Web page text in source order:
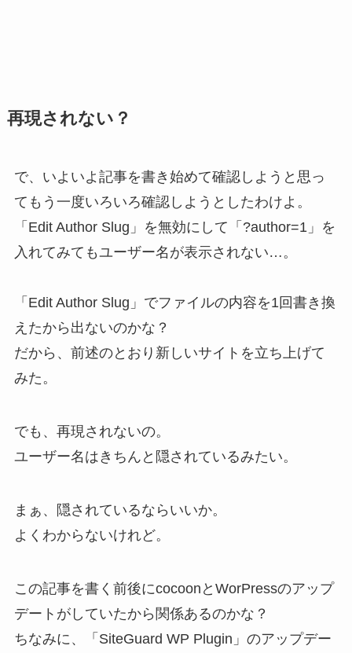
再現されない？
で、いよいよ記事を書き始めて確認しようと思っ
てもう一度いろいろ確認しようとしたわけよ。
「Edit Author Slug」を無効にして「?author=1」を
入れてみてもユーザー名が表示されない…。
「Edit Author Slug」でファイルの内容を1回書き換
えたから出ないのかな？
だから、前述のとおり新しいサイトを立ち上げて
みた。
でも、再現されないの。
ユーザー名はきちんと隠されているみたい。
まぁ、隠されているならいいか。
よくわからないけれど。
この記事を書く前後にcocoonとWorPressのアップ
デートがしていたから関係あるのかな？
ちなみに、「SiteGuard WP Plugin」のアップデー